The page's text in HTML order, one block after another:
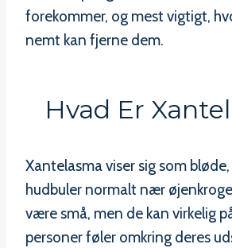
forekommer, og mest vigtigt,
nemt kan fjerne dem.
Hvad Er
Xantelasma viser sig som
hudbuler normalt nær
være små, men de kan virkelig
personer føler omkring deres